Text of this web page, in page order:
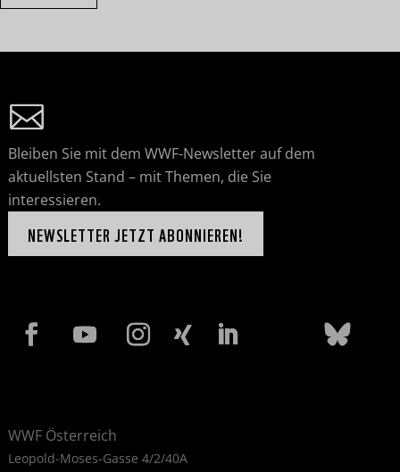
Bleiben Sie mit dem WWF-Newsletter auf dem
aktuellsten Stand – mit Themen, die Sie
interessieren.
NEWSLETTER JETZT ABONNIEREN!
WWF Österreich
Leopold-Moses-Gasse 4/2/40A